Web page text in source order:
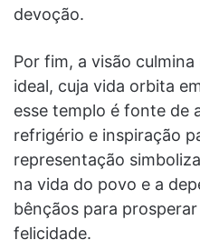
devoção.
Por fim, a visão
ideal, cuja vida orbita
esse templo é fonte de
refrigério e inspiração
representação
na vida do povo e a
bênçãos para
felicidade.